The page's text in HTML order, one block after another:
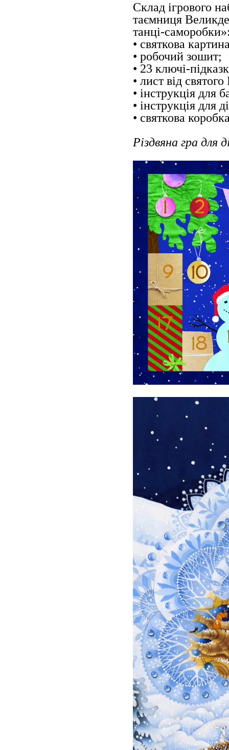
Склад ігрового
таємниця
танці-
• святкова
• робочий зошит;
• 23 ключі-
• лист від
• інструкція для
• інструкція для
• святкова
Різдвяна гра для